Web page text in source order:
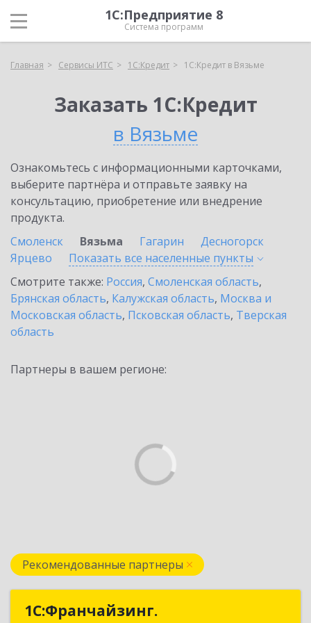
1С:Предприятие 8
Система программ
Главная Сервисы ИТС 1С:Кредит 1С:Кредит в Вязьме
Заказать 1С:Кредит
в Вязьме
Ознакомьтесь с информационными карточками,
выберите партнёра и отправьте заявку на
консультацию, приобретение или внедрение
продукта.
Смоленск
Вязьма Гагарин
Десногорск
Ярцево
Показать все населенные пункты
Смотрите также: Россия, Смоленская область,
Брянская область, Калужская область, Москва и
Московская область, Псковская область, Тверская
область
Партнеры в вашем регионе:
Рекомендованные партнеры
1С:Франчайзинг.1С:Франчайзинг.